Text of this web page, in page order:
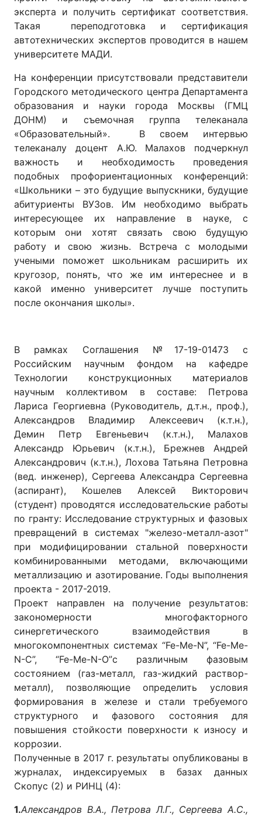
эксперта и получить сертификат соответствия.
Такая переподготовка и сертификация
автотехнических экспертов проводится в нашем
университете МАДИ.
На конференции присутствовали представители
Городского методического центра Департамента
образования и науки города Москвы (ГМЦ
ДОНМ) и съемочная группа телеканала
«Образовательный». В своем интервью
телеканалу доцент А.Ю. Малахов подчеркнул
важность и необходимость проведения
подобных профориентационных конференций:
«Школьники – это будущие выпускники, будущие
абитуриенты ВУЗов. Им необходимо выбрать
интересующее их направление в науке, с
которым они хотят связать свою будущую
работу и свою жизнь. Встреча с молодыми
учеными поможет школьникам расширить их
кругозор, понять, что же им интереснее и в
какой именно университет лучше поступить
после окончания школы».
В рамках Соглашения №17-19-01473 с
Российским научным фондом на кафедре
Технологии конструкционных материалов
научным коллективом в составе: Петрова
Лариса Георгиевна (Руководитель, д.т.н., проф.),
Александров Владимир Алексеевич (к.т.н.),
Демин Петр Евгеньевич (к.т.н.), Малахов
Александр Юрьевич (к.т.н.), Брежнев Андрей
Александрович (к.т.н.), Лохова Татьяна Петровна
(вед. инженер), Сергеева Александра Сергеевна
(аспирант), Кошелев Алексей Викторович
(студент) проводятся исследовательские работы
по гранту: Исследование структурных и фазовых
превращений в системах "железо-металл-азот"
при модифицировании стальной поверхности
комбинированными методами, включающими
металлизацию и азотирование. Годы выполнения
проекта - 2017-2019.
Проект направлен на получение результатов:
закономерности многофакторного
синергетического взаимодействия в
многокомпонентных системах “Fe-Me-N”, “Fe-Me-
N-C”, “Fe-Me-N-O”с различным фазовым
состоянием (газ-металл, газ-жидкий раствор-
металл), позволяющие определить условия
формирования в железе и стали требуемого
структурного и фазового состояния для
повышения стойкости поверхности к износу и
коррозии.
Полученные в 2017 г. результаты опубликованы в
журналах, индексируемых в базах данных
Скопус (2) и РИНЦ (4):
1.Александров В.А., Петрова Л.Г., Сергеева А.С.,